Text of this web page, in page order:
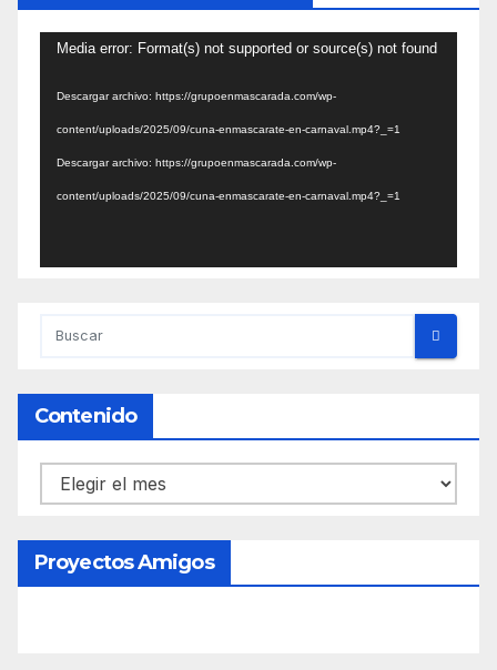
Reproductor
Media error: Format(s) not supported or source(s) not found
Descargar archivo: https://grupoenmascarada.com/wp-
content/uploads/2025/09/cuna-enmascarate-en-carnaval.mp4?_=1
Descargar archivo: https://grupoenmascarada.com/wp-
content/uploads/2025/09/cuna-enmascarate-en-carnaval.mp4?_=1
Contenido
Contenido
Proyectos Amigos